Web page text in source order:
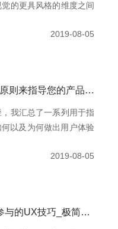
的更具风格的维度之间
两侧的问题。2019-08-05
成都网页设计：5个简单的UX原则来指导您的产品设计_极简慕枫
我汇总了一系列用于指
以及为何做出用户体验
品的过程更加漫长。
2019-08-05
成都网页设计：5个用于情感参与的UX技巧_极简慕枫